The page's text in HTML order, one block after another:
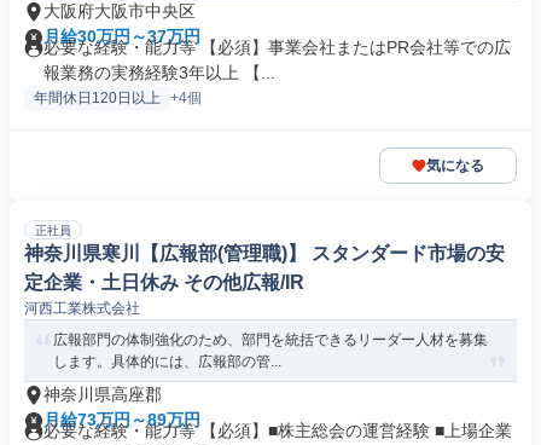
大阪府大阪市中央区
月給30万円～37万円
必要な経験・能力等 【必須】事業会社またはPR会社等での広
報業務の実務経験3年以上 【...
年間休日120日以上 +4個
気になる
正社員
神奈川県寒川【広報部(管理職)】 スタンダード市場の安
定企業・土日休み その他広報/IR
河西工業株式会社
広報部門の体制強化のため、部門を統括できるリーダー人材を募集
します。具体的には、広報部の管...
神奈川県高座郡
月給73万円～89万円
必要な経験・能力等 【必須】■株主総会の運営経験 ■上場企業